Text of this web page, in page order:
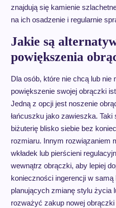
znajdują się kamienie
na ich osadzenie i regularnie
Jakie są
powiększenia
Dla osób, które nie chcą lub nie
powiększenie swojej obrączki
Jedną z opcji jest noszenie
łańcuszku jako zawieszka.
biżuterię blisko siebie bez
rozmiaru. Innym rozwiązaniem
wkładek lub pierścieni
wewnątrz obrączki, aby lepiej
konieczności ingerencji w
planujących zmianę stylu życia
rozważyć zakup nowej